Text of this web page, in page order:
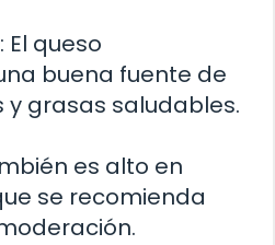
queso
buena fuente de
grasas saludables.
es alto en
se recomienda